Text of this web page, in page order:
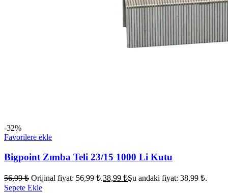
-32%
Favorilere ekle
Bigpoint Zımba Teli 23/15 1000 Li Kutu
56,99₺ Orijinal fiyat: 56,99 ₺.38,99 ₺Şu andaki fiyat: 38,99 ₺.
Sepete Ekle